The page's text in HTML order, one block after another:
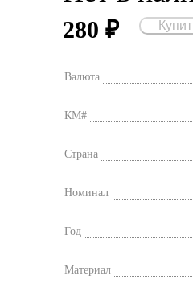
280 ₽
Валюта
КМ#
Страна
Номинал
Год
Материал